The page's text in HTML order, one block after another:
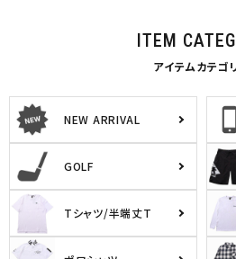
ITEM
アイテムカテゴ
NEW ARRIVAL
GOLF
Tシャツ/半端丈T